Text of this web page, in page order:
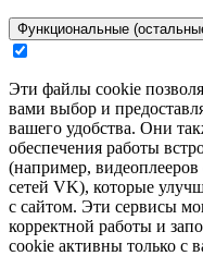
Функциональные
Эти файлы cookie
вами выбор и
вашего удобства. Они
обеспечения работы
(например,
сетей VK), которые
с сайтом. Эти сервисы
корректной работы и
cookie активны только с